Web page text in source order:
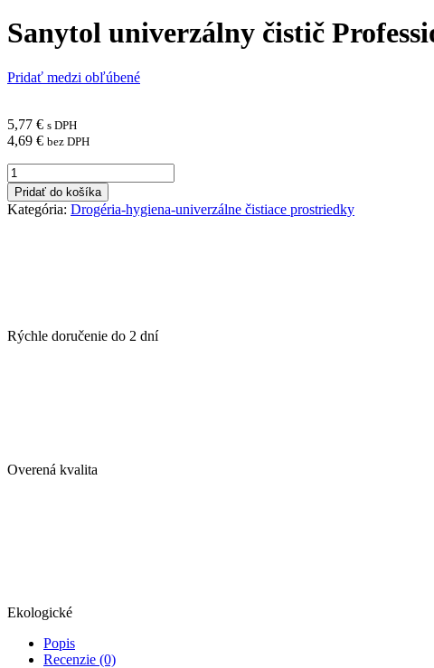
Sanytol univerzálny čistič
Pridať medzi obľúbené
5,77 € s DPH
4,69 € bez DPH
množstvo
Sanytol
univerzálny
čistič
Pridať do košíka
Kategória: Drogéria-hygiena-univerzálne čistiace prostriedky
Rýchle doručenie do 2 dní
Overená kvalita
Ekologické
Popis
Recenzie (0)